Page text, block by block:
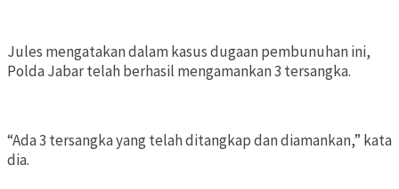
Jules mengatakan dalam kasus dugaan pembunuhan ini,
Polda Jabar telah berhasil mengamankan 3 tersangka.
“Ada 3 tersangka yang telah ditangkap dan diamankan,” kata
dia.